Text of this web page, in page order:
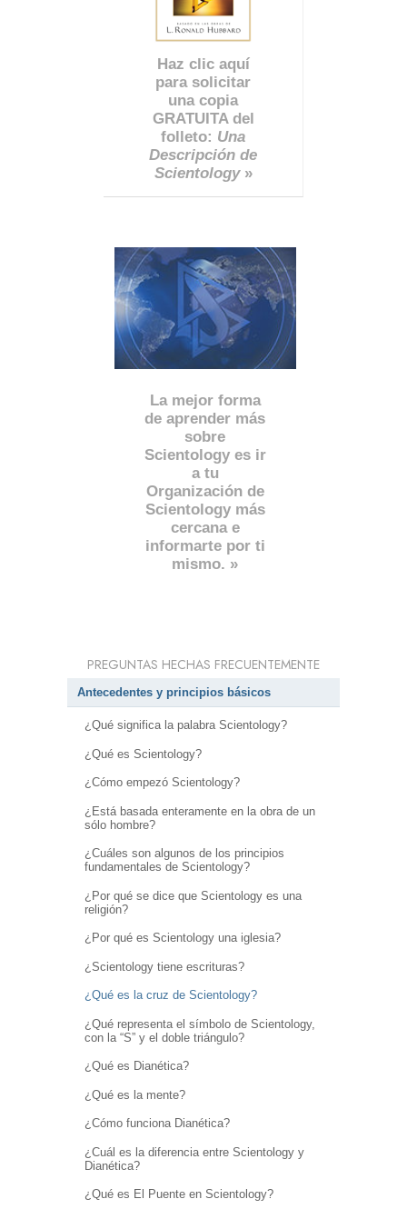
Haz clic aquí
para solicitar
una copia
GRATUITA del
folleto: Una
Descripción de
Scientology»
La mejor forma
de aprender más
sobre
Scientology es ir
a tu
Organización de
Scientology más
cercana e
informarte por ti
mismo. »
PREGUNTAS HECHAS FRECUENTEMENTE
Antecedentes y principios básicos
¿Qué significa la palabra Scientology?
¿Qué es Scientology?
¿Cómo empezó Scientology?
¿Está basada enteramente en la obra de un
sólo hombre?
¿Cuáles son algunos de los principios
fundamentales de Scientology?
¿Por qué se dice que Scientology es una
religión?
¿Por qué es Scientology una iglesia?
¿Scientology tiene escrituras?
¿Qué es la cruz de Scientology?
¿Qué representa el símbolo de Scientology,
con la “S” y el doble triángulo?
¿Qué es Dianética?
¿Qué es la mente?
¿Cómo funciona Dianética?
¿Cuál es la diferencia entre Scientology y
Dianética?
¿Qué es El Puente en Scientology?